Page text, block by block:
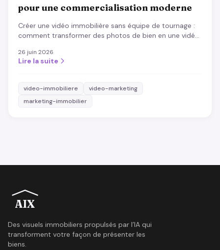
pour une commercialisation moderne
Créer une vidéo immobilière sans équipe de tournage :
comment transformer des photos de bien en une vidéo
minutes, quand cela vaut le coup et ce qui compte.
26 juin 2026
Lire la suite
video-immobiliere
video-marketing
marketing-immobilier
AIX
Des visuels immobiliers propulsés par l’IA qui
transforment votre façon de présenter les
biens.